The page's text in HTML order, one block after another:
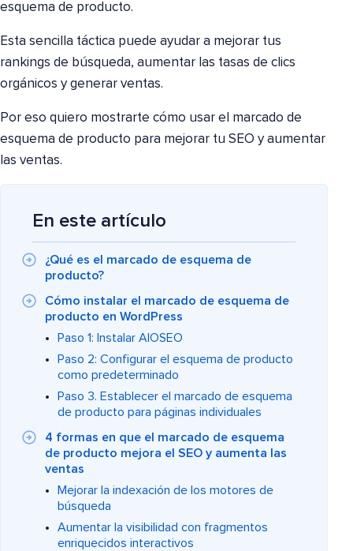
esquema de producto.
Esta sencilla táctica puede ayudar a mejorar tus
rankings de búsqueda, aumentar las tasas de clics
orgánicos y generar ventas.
Por eso quiero mostrarte cómo usar el marcado de
esquema de producto para mejorar tu SEO y aumentar
las ventas.
En este artículo
¿Qué es el marcado de esquema de
producto?
Cómo instalar el marcado de esquema de
producto en WordPress
Paso 1: Instalar AIOSEO
Paso 2: Configurar el esquema de producto
como predeterminado
Paso 3. Establecer el marcado de esquema
de producto para páginas individuales
4 formas en que el marcado de esquema
de producto mejora el SEO y aumenta las
ventas
Mejorar la indexación de los motores de
búsqueda
Aumentar la visibilidad con fragmentos
enriquecidos interactivos